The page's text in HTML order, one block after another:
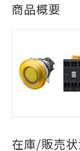
商品概要
在庫/販売